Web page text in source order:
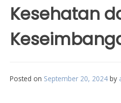
Kesehatan
Posted on September 20, 2024 by